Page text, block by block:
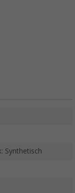
Synthetisch